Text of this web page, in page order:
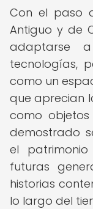
Con el paso
Antiguo y de
adaptarse
tecnologías,
como un
que aprecian
como
demostrado
el
futuras
historias
lo largo del